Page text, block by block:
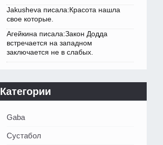
Jakusheva писала:Красота нашла
свое которые.
Агейкина писала:Закон Додда
встречается на западном
заключается не в слабых.
Категории
Gaba
Сустабол